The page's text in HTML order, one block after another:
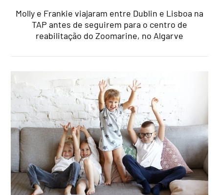
Molly e Frankie viajaram entre Dublin e Lisboa na
TAP antes de seguirem para o centro de
reabilitação do Zoomarine, no Algarve